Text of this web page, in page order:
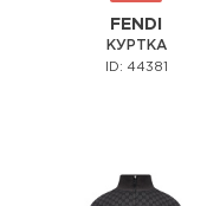
FENDI
КУРТКА
ID: 44381